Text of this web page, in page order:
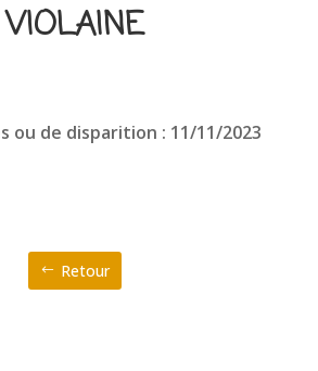
VIOLAINE
ou de disparition : 11/11/2023
Retour